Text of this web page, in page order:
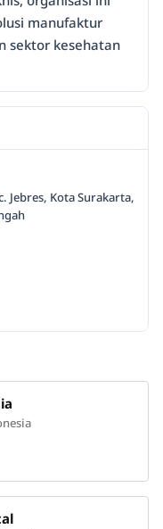
manufaktur
sektor kesehatan
Jebres, Kota Surakarta,